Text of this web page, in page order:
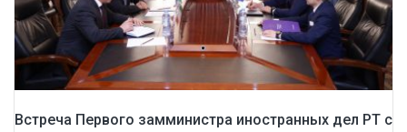
Встреча Первого замминистра иностранных дел РТ с